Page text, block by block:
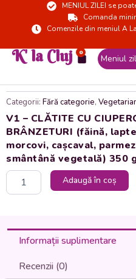
MENIUL ZILEI se
Comanda
Comenzile din meniul A
K' la Cluj 0
Cart Meniul
Categorii: Fără categorie,
V1 – CLĂTITE CU
BRÂNZETURI (făină,
morcovi, cașcaval,
smântână vegetală) 350
Cantitate
CIUPERCI
SOS
Adaugă în coș
Informații suplimentare
Recenzii (0)